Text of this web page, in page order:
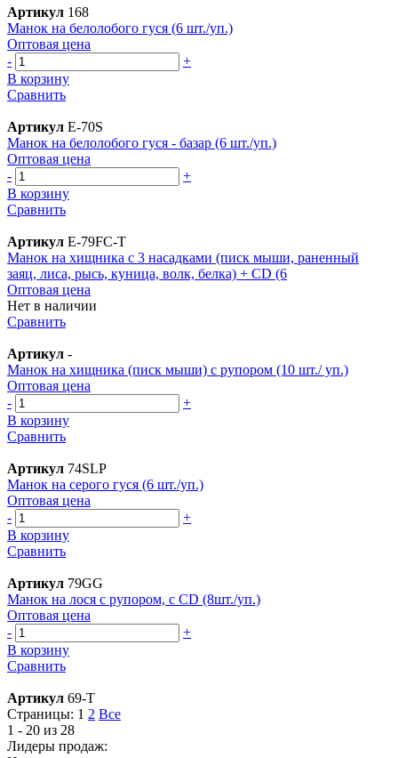
Артикул 168
Манок на белолобого гуся (6 шт./уп.)
Оптовая цена
-
+
В корзину
Сравнить
Артикул E-70S
Манок на белолобого гуся - базар (6 шт./уп.)
Оптовая цена
-
+
В корзину
Сравнить
Артикул E-79FC-T
Манок на хищника с 3 насадками (писк мыши, раненный
заяц, лиса, рысь, куница, волк, белка) + CD (6
Оптовая цена
Нет в наличии
Сравнить
Артикул -
Манок на хищника (писк мыши) с рупором (10 шт./ уп.)
Оптовая цена
-
+
В корзину
Сравнить
Артикул 74SLP
Манок на серого гуся (6 шт./уп.)
Оптовая цена
-
+
В корзину
Сравнить
Артикул 79GG
Манок на лося с рупором, с CD (8шт./уп.)
Оптовая цена
-
+
В корзину
Сравнить
Артикул 69-T
Страницы: 1 2 Все
1 - 20 из 28
Лидеры продаж: